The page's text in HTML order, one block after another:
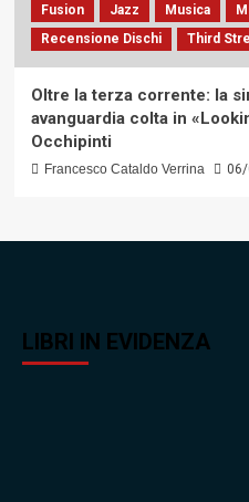
Fusion
Jazz Musica
Recensione Dischi
Third
Oltre la terza corrente: la
avanguardia colta in
Occhipinti
Francesco Cataldo Verrina
LIBRI IN EVIDENZA